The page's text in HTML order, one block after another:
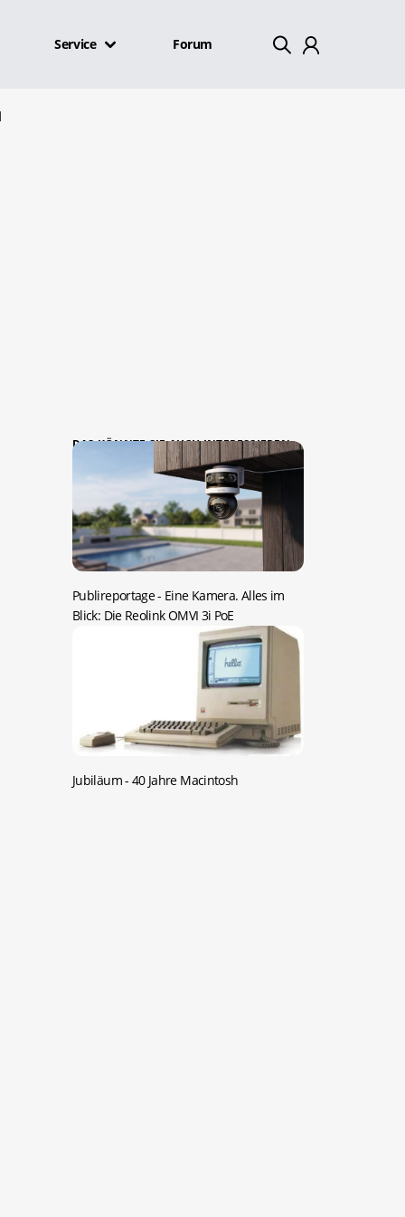
Service Forum
DAS KÖNNTE SIE AUCH INTERESSIEREN:
Publireportage - Eine Kamera. Alles im
Blick: Die Reolink OMVI 3i PoE
Jubiläum - 40 Jahre Macintosh